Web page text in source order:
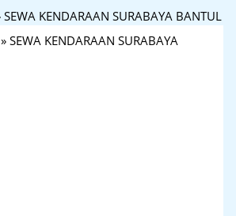
SEWA KENDARAAN SURABAYA BANTUL
»SEWA KENDARAAN SURABAYA